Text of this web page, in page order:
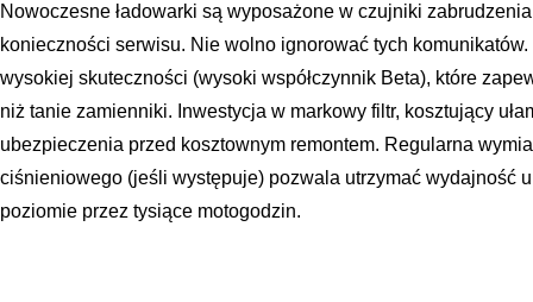
Nowoczesne ładowarki są wyposażone w czujniki
konieczności serwisu. Nie wolno ignorować tych
wysokiej skuteczności (wysoki współczynnik Beta), które
niż tanie zamienniki. Inwestycja w markowy filtr, kosztujący
ubezpieczenia przed kosztownym remontem. Regularna
ciśnieniowego (jeśli występuje) pozwala utrzymać wydajność
poziomie przez tysiące motogodzin.